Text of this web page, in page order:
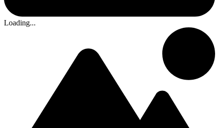
Loading...